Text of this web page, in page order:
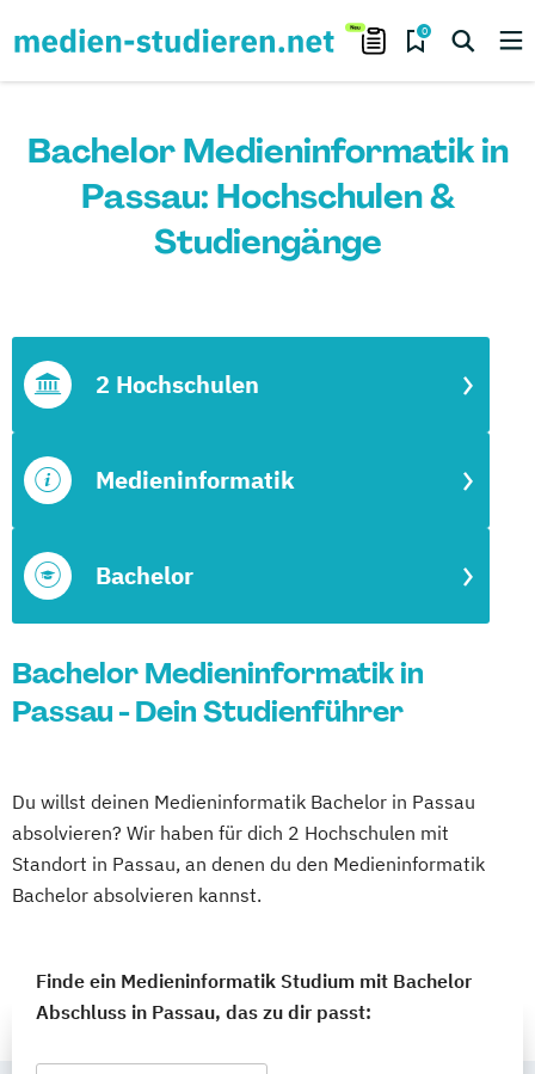
0
Bachelor Medieninformatik in
Passau: Hochschulen &
Studiengänge
Bachelor
Medieninformatik
2 Hochschulen
Bachelor Medieninformatik in
Passau - Dein Studienführer
Du willst deinen Medieninformatik Bachelor in Passau
absolvieren? Wir haben für dich 2 Hochschulen mit
Standort in Passau, an denen du den Medieninformatik
Bachelor absolvieren kannst.
Finde ein Medieninformatik Studium mit Bachelor
Abschluss in Passau, das zu dir passt: